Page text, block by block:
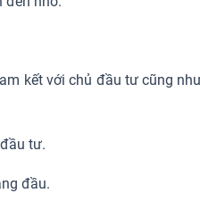
kết với chủ đầu tư cũng
tư.
đầu.